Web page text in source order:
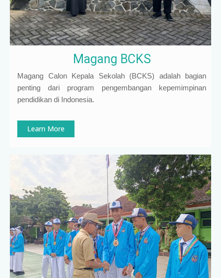
Magang BCKS
Magang Calon Kepala Sekolah (BCKS) adalah bagian
penting dari program pengembangan kepemimpinan
pendidikan di Indonesia.
Learn More